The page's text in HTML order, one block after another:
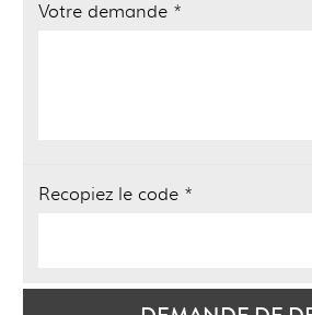
Votre demande *
Recopiez le code *